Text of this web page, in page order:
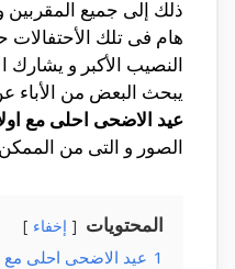
ذلك إلى جميع المقربين
هام فى تلك
النصيب الأكبر و يشارك
يبحث البعض من الأباء
عيد الاضحى احلى مع
الصور و التى من الممكن
المحتويات إخفاء
1 عيد الاضحى احلى مع